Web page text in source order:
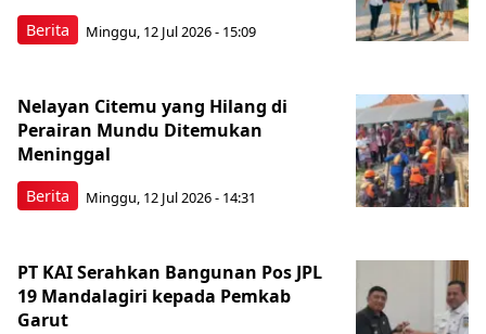
Berita Minggu, 12 Jul 2026 - 15:09
Berita
Nelayan Citemu yang Hilang di
Perairan Mundu Ditemukan
Meninggal
Minggu, 12 Jul 2026 - 14:31
PT KAI Serahkan Bangunan Pos JPL
19 Mandalagiri kepada Pemkab
Garut